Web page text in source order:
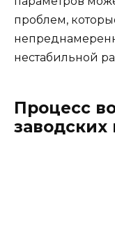
проблем,
нестабильной
Процесс
заводских